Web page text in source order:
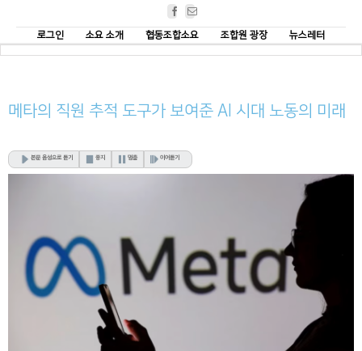
Facebook
로그인
소요 소개 협동조합소요 조합원 광장 뉴스레터
메타의 직원 추적 도구가 보여준 AI 시대 노동의 미래
본문 음성으로 듣기 중지 멈춤 이어듣기